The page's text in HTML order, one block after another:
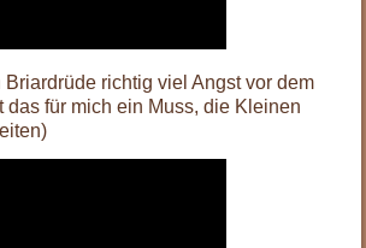
Briardrüde richtig viel Angst vor dem
das für mich ein Muss, die Kleinen